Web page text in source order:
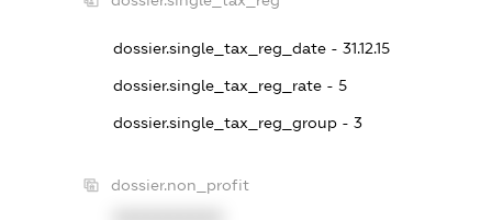
dossier.single_tax_reg_date - 31.12.15
dossier.single_tax_reg_rate - 5
dossier.single_tax_reg_group - 3
dossier.non_profit